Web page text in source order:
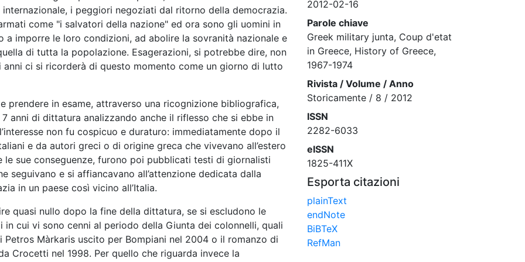
i peggiori negoziati dal ritorno della democrazia.
come "i salvatori della nazione" ed ora sono gli uomini in
a imporre le loro condizioni, ad abolire la sovranità nazionale e
di tutta la popolazione. Esagerazioni, si potrebbe dire, non
ci si ricorderà di questo momento come un giorno di lutto
prendere in esame, attraverso una ricognizione bibliografica,
anni di dittatura analizzando anche il riflesso che si ebbe in
non fu cospicuo e duraturo: immediatamente dopo il
e da autori greci o di origine greca che vivevano all’estero
le sue conseguenze, furono poi pubblicati testi di giornalisti
seguivano e si affiancavano all’attenzione dedicata dalla
in un paese così vicino all’Italia.
quasi nullo dopo la fine della dittatura, se si escludono le
cui vi sono cenni al periodo della Giunta dei colonnelli, quali
Petros Màrkaris uscito per Bompiani nel 2004 o il romanzo di
Crocetti nel 1998. Per quello che riguarda invece la
2012-02-16
Parole chiave
Greek military junta, Coup d'etat
in Greece, History of Greece,
1967-1974
Rivista / Volume / Anno
Storicamente / 8 / 2012
ISSN
2282-6033
eISSN
1825-411X
Esporta citazioni
plainText
endNote
BiBTeX
RefMan